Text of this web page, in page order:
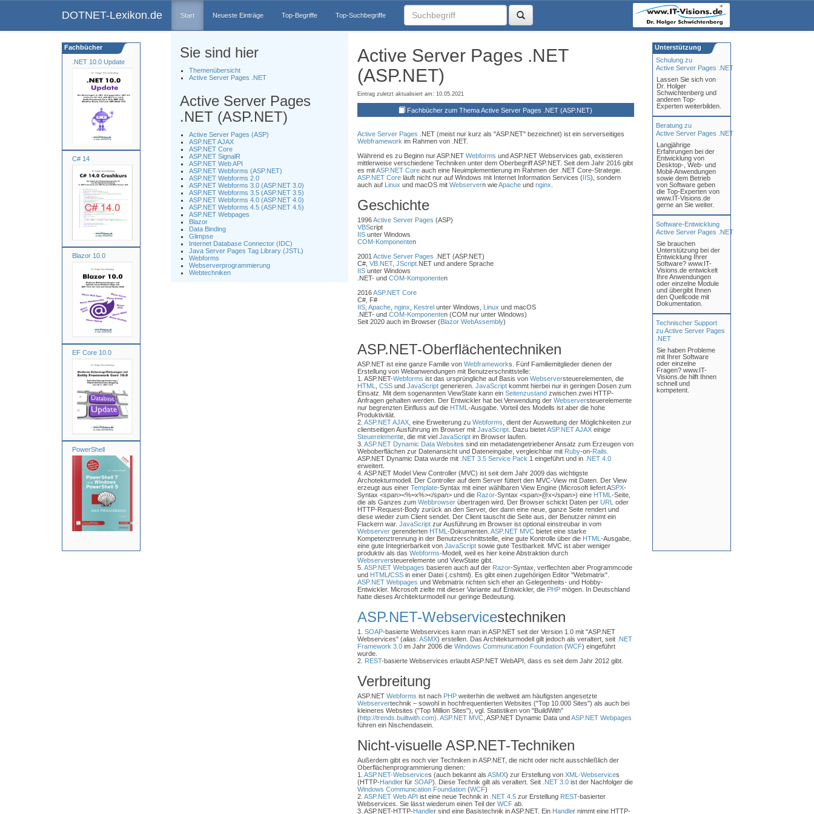
DOTNET-Lexikon.de Start Neueste Einträge Top-Begriffe Top-Suchbegriffe
.NET 10.0 Update
C# 14
Blazor 10.0
EF Core 10.0
PowerShell
Fachbücher Sie sind hier
Themenübersicht
Active Server Pages .NET
Active Server Pages
.NET (ASP.NET)
Active Server Pages (ASP)
ASP.NET AJAX
ASP.NET Core
ASP.NET SignalR
ASP.NET Web API
ASP.NET Webforms (ASP.NET)
ASP.NET Webforms 2.0
ASP.NET Webforms 3.0 (ASP.NET 3.0)
ASP.NET Webforms 3.5 (ASP.NET 3.5)
ASP.NET Webforms 4.0 (ASP.NET 4.0)
ASP.NET Webforms 4.5 (ASP.NET 4.5)
ASP.NET Webpages
Blazor
Data Binding
Glimpse
Internet Database Connector (IDC)
Java Server Pages Tag Library (JSTL)
Webforms
Webserverprogrammierung
Webtechniken
Active Server Pages .NET
(ASP.NET)
Eintrag zuletzt aktualisiert am: 10.05.2021
Fachbücher zum Thema Active Server Pages .NET (ASP.NET)
Active Server Pages .NET (meist nur kurz als "ASP.NET" bezeichnet) ist ein serverseitiges
Webframework im Rahmen von .NET.
Während es zu Beginn nur ASP.NET Webforms und ASP.NET Webservices gab, existieren
mittlerweise verschiedene Techniken unter dem Oberbegriff ASP.NET. Seit dem Jahr 2016 gibt
es mitASP.NET Coreauch eine Neuimplementierung im Rahmen der .NET Core-Strategie.
ASP.NET Coreläuft nicht nur auf Windows mit Internet Information Services (IIS), sondern
auch auf Linux und macOS mit Webservern wieApacheund nginx
Geschichte
1996Active Server Pages (ASP)
VBScript
IISunter Windows
COM-Komponenten
2001 Active Server Pages .NET (ASP.NET)
C#, VB.NET, JScript.NET und andere Sprache
IISunter Windows
.NET- und COM-Komponenten
2016ASP.NET Core
C#, F#
IIS, Apache, nginx Kestrelunter Windows, Linux und macOS
.NET- und COM-Komponenten (COM nur unter Windows)
Seit 2020 auch im Browser (Blazor WebAssembly)
ASP.NET-Oberflächentechniken
ASP.NET ist eine ganze Familie von Webframeworks. Fünf Familiemitglieder dienen der
Erstellung von Webanwendungen mit Benutzerschnittstelle:
1. ASP.NET-Webforms ist das ursprüngliche auf Basis von Webserversteuerelementen, die
HTML
CSSund JavaScriptgenerieren. JavaScriptkommt hierbei nur in geringen Dosen zum
Einsatz. Mit dem sogenannten ViewState kann ein Seitenzustandzwischen zwei HTTP-
Anfragen gehalten werden. Der Entwickler hat bei Verwendung der Webserversteuerelemente
nur begrenzten Einfluss auf die HTML -Ausgabe. Vorteil des Modells ist aber die hohe
Produktivität.
2. ASP.NET AJAX, eine Erweiterung zu Webforms , dient der Ausweitung der Möglichkeiten zur
clientseitigen Ausführung im Browser mit JavaScript. Dazu bietetASP.NET AJAXeinige
Steuerelemente, die mit viel JavaScriptim Browser laufen.
3. ASP.NET Dynamic Data Websites sind ein metadatengetriebener Ansatz zum Erzeugen von
Weboberflächen zur Datenansicht und Dateneingabe, vergleichbar mit Ruby-on-Rails
ASP.NET Dynamic Data wurde mit .NET 3.5 Service Pack 1 eingeführt und in .NET 4.0
erweitert.
4. ASP.NET Model View Controller (MVC) ist seit dem Jahr 2009 das wichtigste
Archotekturmodell. Der Controller auf dem Server füttert den MVC-View mit Daten. Der View
erzeugt aus einer Template-Syntax mit einer wählbaren View Engine (Microsoft liefert ASPX-
Syntax <span><%=x%></span> und die Razor-Syntax <span>@x</span>) eine HTML -Seite,
die als Ganzes zum Webbrowserübertragen wird. Der Browser schickt Daten per URL oder
HTTP-Request-Body zurück an den Server, der dann eine neue, ganze Seite rendert und
diese wieder zum Client sendet. Der Client tauscht die Seite aus, der Benutzer nimmt ein
Flackern war. JavaScriptzur Ausführung im Browser ist optional einstreubar in vom
Webservergerenderten HTML -Dokumenten. ASP.NET MVCbietet eine starke
Kompetenztrennung in der Benutzerschnittstelle, eine gute Kontrolle über die HTML -Ausgabe,
eine gute Integrierbarkeit von JavaScriptsowie gute Testbarkeit. MVC ist aber weniger
produktiv als das Webforms-Modell, weil es hier keine Abstraktion durch
Webserversteuerelemente und ViewState gibt.
5. ASP.NET Webpages basieren auch auf der Razor-Syntax, verflechten aber Programmcode
und HTML /CSSin einer Datei (.cshtml). Es gibt einen zugehörigen Editor "Webmatrix".
ASP.NET Webpages und Webmatrix richten sich eher an Gelegenheits- und Hobby-
Entwickler. Microsoft zielte mit dieser Variante auf Entwickler, die PHPmögen. In Deutschland
hatte dieses Architekturmodell nur geringe Bedeutung.
ASP.NET-Webservicestechniken
1. SOAP-basierte Webservices kann man in ASP.NET seit der Version 1.0 mit "ASP.NET
Webservices" (alias: ASMX) erstellen. Das Architekturmodell gilt jedoch als veraltert, seit .NET
Framework 3.0im Jahr 2006 die Windows Communication Foundation(WCF) eingeführt
wurde.
2. REST-basierte Webservices erlaubt ASP.NET WebAPI, dass es seit dem Jahr 2012 gibt.
Verbreitung
ASP.NET Webforms ist nach PHPweiterhin die weltweit am häufigsten angesetzte
Webservertechnik – sowohl in hochfrequentierten Websites ("Top 10.000 Sites") als auch bei
kleineres Websites ("Top Million Sites"), vgl. Statistiken von "BuildWith"
(http://trends.builtwith.com) ASP.NET MVC, ASP.NET Dynamic Data undASP.NET Webpages
führen ein Nischendasein.
Nicht-visuelle ASP.NET-Techniken
Außerdem gibt es noch vier Techniken in ASP.NET, die nicht oder nicht ausschließlich der
Oberflächenprogrammierung dienen:
1. ASP.NET-Webservices (auch bekannt als ASMX) zur Erstellung von XML-Webservices
(HTTP-Handler für SOAP). Diese Technik gilt als veraltert. Seit .NET 3.0ist der Nachfolger die
Windows Communication Foundation(WCF)
2. ASP.NET Web API ist eine neue Technik in .NET 4.5zur Erstellung REST-basierter
Webservices. Sie lässt wiederum einen Teil der WCFab.
3. ASP.NET-HTTP-Handler sind eine Basistechnik in ASP.NET. Ein Handler nimmt eine HTTP-
Schulung zu
Active Server Pages .NET
Lassen Sie sich von
Dr. Holger
Schwichtenberg und
anderen Top-
Experten weiterbilden.
Beratung zu
Active Server Pages .NET
Langjährige
Erfahrungen bei der
Entwicklung von
Desktop-, Web- und
Mobil-Anwendungen
sowie dem Betrieb
von Software geben
die Top-Experten von
www.IT-Visions.de
gerne an Sie weiter.
Software-Entwicklung
Active Server Pages .NET
Sie brauchen
Unterstützung bei der
Entwicklung Ihrer
Software? www.IT-
Visions.de entwickelt
Ihre Anwendungen
oder einzelne Module
und übergibt Ihnen
den Quellcode mit
Dokumentation.
Technischer Support
zu Active Server Pages
.NET
Sie haben Probleme
mit Ihrer Software
oder einzelne
Fragen? www.IT-
Visions.de hilft Ihnen
schnell und
kompetent.
Unterstützung